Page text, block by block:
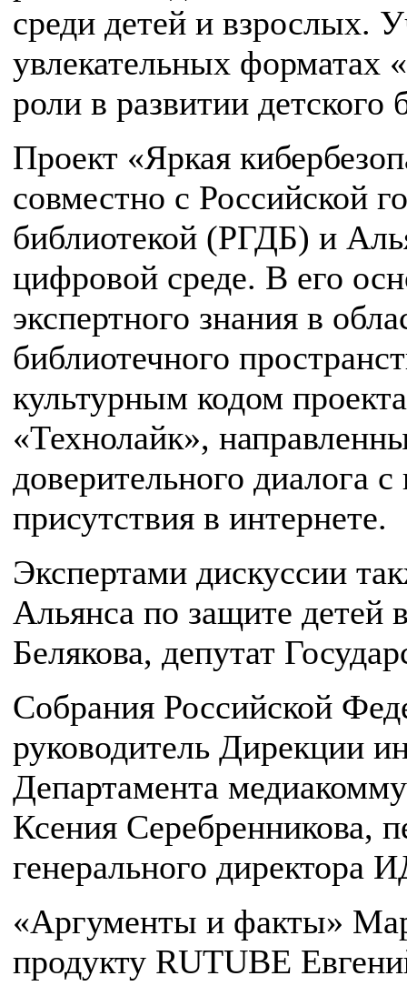
среди детей и взрослых.
увлекательных форматах
роли в развитии детского
Проект «Яркая
совместно с Российской
библиотекой (РГДБ) и
цифровой среде. В его
экспертного знания в
библиотечного
культурным кодом
«Технолайк»,
доверительного диалога
присутствия в интернете.
Экспертами дискуссии
Альянса по защите детей
Белякова, депутат
Собрания Российской
руководитель Дирекции
Департамента
Ксения Серебренникова,
генерального директора
«Аргументы и факты»
продукту RUTUBE